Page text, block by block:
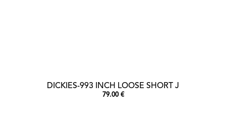
DICKIES-993 INCH LOOSE SHORT J
79.00 €